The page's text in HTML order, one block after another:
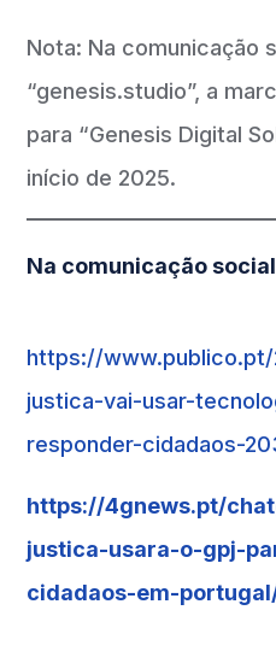
Nota: Na comunicação
“genesis.studio”, a
para “Genesis Digital
início de 2025.
Na comunicação
https://
justica-vai-usar-
responder-cidadaos-
https://4gnews.pt/
justica-usara-o-gpj-
cidadaos-em-